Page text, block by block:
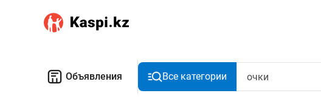
Объявления Все категории